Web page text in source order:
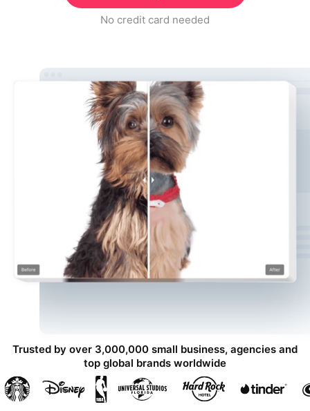
No credit card needed
Trusted by over 3,000,000 small business, agencies and
top global brands worldwide